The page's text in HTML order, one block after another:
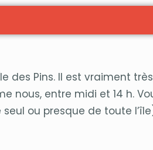
des Pins. Il est vraiment
nous, entre midi et 14 h.
ou presque de toute